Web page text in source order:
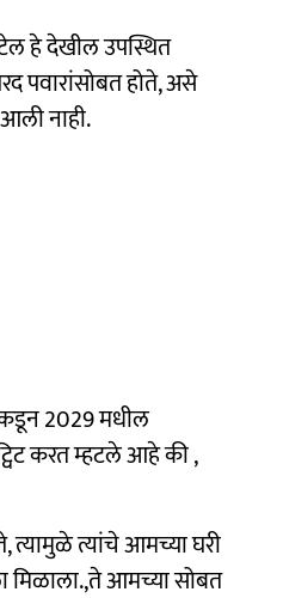
हे देखील उपस्थित
पवारांसोबत होते, असे
नाही.
2029 मधील
करत म्हटले आहे की ,
त्यांचे आमच्या घरी
मिळाला.,ते आमच्या सोबत